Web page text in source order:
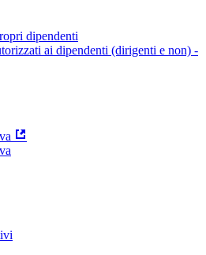
dipendenti
ai dipendenti (dirigenti e non) -